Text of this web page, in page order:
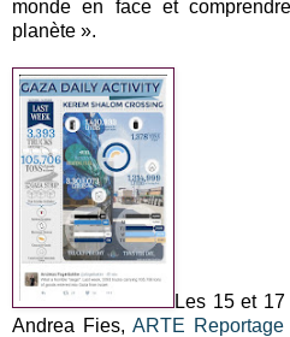
monde en face et
planète ».
Les 15 et
Andrea Fies, ARTE Reportage